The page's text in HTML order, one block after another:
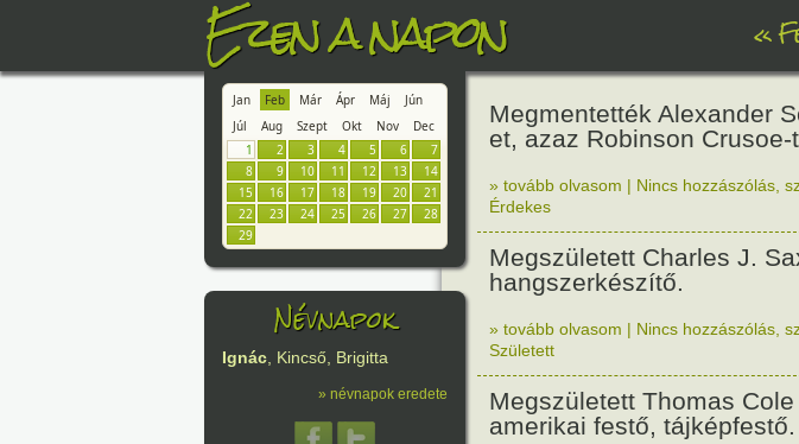
Ezen a napon «
Jan Feb Már Ápr Máj
Jún
Júl
Aug Szept Okt Nov
Dec
1
2 3 4 5 6
7
8
9 10 11 12 13
14
15
16 17 18 19 20
21
22
23 24 25 26 27
28
29
Névnapok
Ignác, Kincső, Brigitta
» névnapok eredete
Megmentették Alexander
et, azaz Robinson Crusoe-
» tovább olvasom | Nincs hozzászólás,
Érdekes
Megszületett Charles J.
hangszerkészítő.
» tovább olvasom | Nincs hozzászólás,
Született
Megszületett Thomas
amerikai festő, tájképfestő.